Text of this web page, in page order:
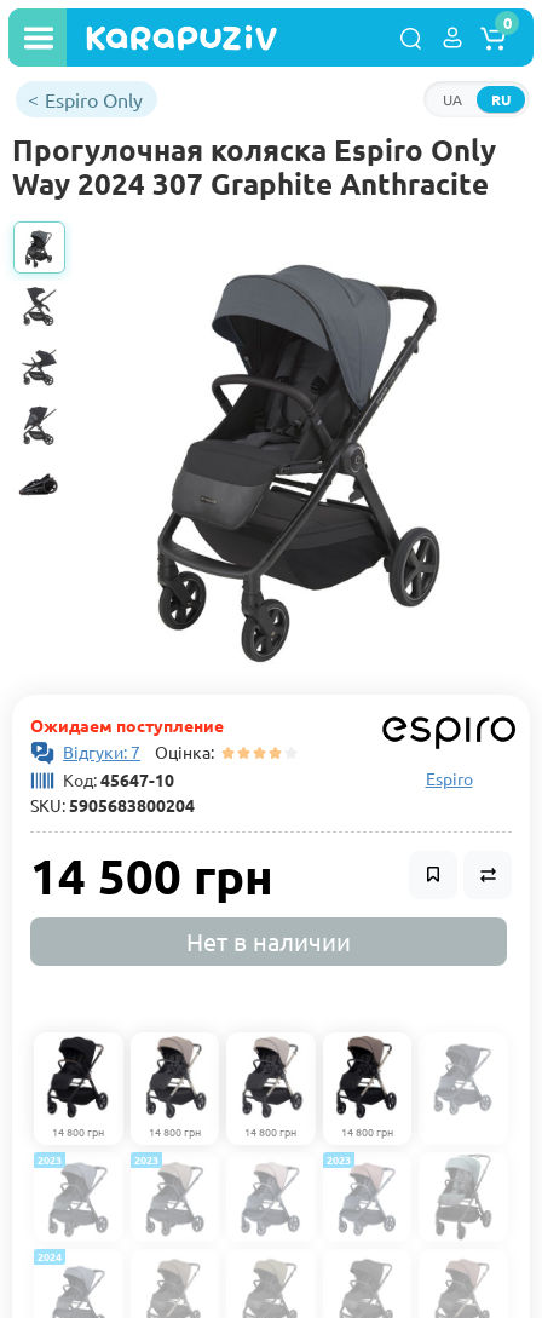
RU
UA
0
Espiro Only
Прогулочная коляска Espiro Only
Way 2024 307 Graphite Anthracite
Ожидаем поступление
Відгуки: 7 Оцінка:
Код:45647-10
SKU:5905683800204
Espiro
14 500 грн
Нет в наличии
2023 2023 2023
2024
14 800 грн 14 800 грн 14 800 грн 14 800 грн